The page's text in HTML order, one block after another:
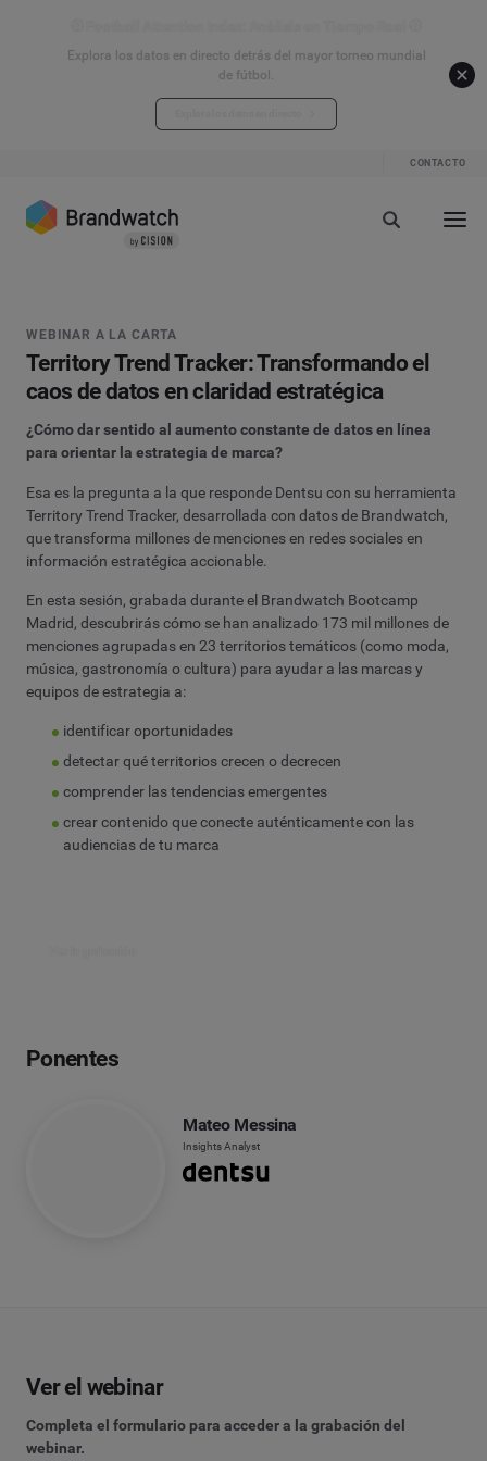
Explora los datos en directo detrás del mayor torneo mundial
de fútbol.
CONTACTO
WEBINAR A LA CARTA
Territory Trend Tracker: Transformando el
caos de datos en claridad estratégica
¿Cómo dar sentido al aumento constante de datos en línea
para orientar la estrategia de marca?
Esa es la pregunta a la que responde Dentsu con su herramienta
Territory Trend Tracker, desarrollada con datos de Brandwatch,
que transforma millones de menciones en redes sociales en
información estratégica accionable.
En esta sesión, grabada durante el Brandwatch Bootcamp
Madrid, descubrirás cómo se han analizado 173 mil millones de
menciones agrupadas en 23 territorios temáticos (como moda,
música, gastronomía o cultura) para ayudar a las marcas y
equipos de estrategia a:
identificar oportunidades
detectar qué territorios crecen o decrecen
comprender las tendencias emergentes
crear contenido que conecte auténticamente con las
audiencias de tu marca
Ponentes
Mateo Messina
Insights Analyst
Ver el webinar
Completa el formulario para acceder a la grabación del
webinar.